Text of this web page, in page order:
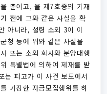
뿐이고, 을 제7호증의 기재
전에 그와 같은 사실을 확
아니라, 설령 소외 3이 이
청 등에 위와 같은 사실을
또는 소외 회사와 분양대행
특별법에 의하여 제재를 받
는 피고가 이 사건 보도에서
가장한 자금모집행위를 하